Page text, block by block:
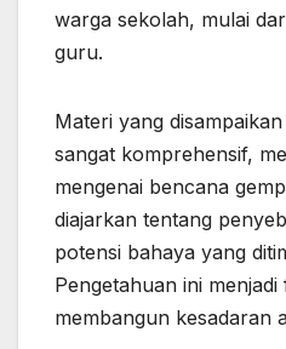
warga sekolah, mulai
guru.
Materi yang
sangat komprehensif,
mengenai bencana
diajarkan tentang
potensi bahaya yang
Pengetahuan ini
membangun kesadaran